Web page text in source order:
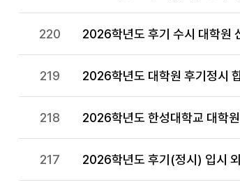
220 2026학년도 후기 수시 대학원
219 2026학년도 대학원 후기정시
218 2026학년도 한성대학교 대학
217 2026학년도 후기(정시) 입시